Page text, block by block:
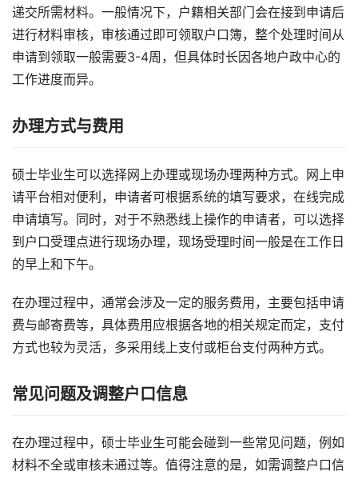
递交所需材料。一般情况下，户籍相关部门会在接到申请后
进行材料审核，审核通过即可领取户口簿，整个处理时间从
申请到领取一般需要3-4周，但具体时长因各地户政中心的
工作进度而异。
办理方式与费用
硕士毕业生可以选择网上办理或现场办理两种方式。网上申
请平台相对便利，申请者可根据系统的填写要求，在线完成
申请填写。同时，对于不熟悉线上操作的申请者，可以选择
到户口受理点进行现场办理，现场受理时间一般是在工作日
的早上和下午。
在办理过程中，通常会涉及一定的服务费用，主要包括申请
费与邮寄费等，具体费用应根据各地的相关规定而定，支付
方式也较为灵活，多采用线上支付或柜台支付两种方式。
常见问题及调整户口信息
在办理过程中，硕士毕业生可能会碰到一些常见问题，例如
材料不全或审核未通过等。值得注意的是，如需调整户口信